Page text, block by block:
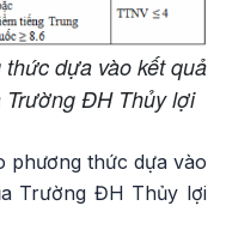
dựa vào kết quả
Trường ĐH Thủy lợi
phương thức dựa vào
Trường ĐH Thủy lợi